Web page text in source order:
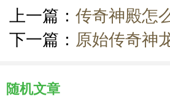
上一篇： 传奇神殿怎
下一篇： 原始传奇神
随机文章